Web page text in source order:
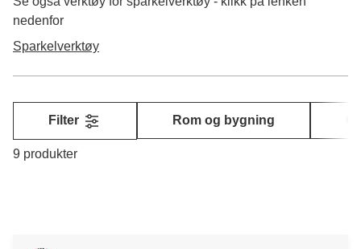
nedenfor
Sparkelverktøy
9 produkter
Filter Rom og bygning